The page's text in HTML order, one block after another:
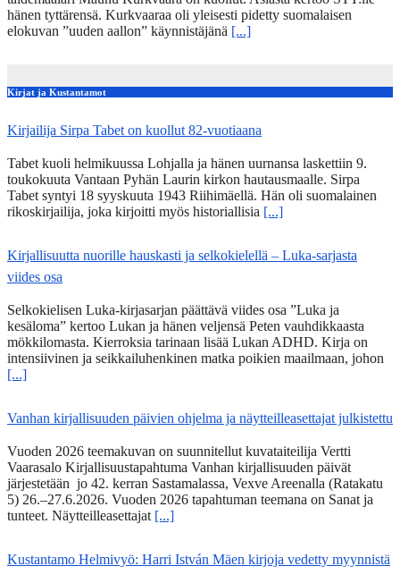
hänen tyttärensä. Kurkvaaraa oli yleisesti pidetty suomalaisen
elokuvan ”uuden aallon” käynnistäjänä [...]
Kirjat ja Kustantamot
Kirjailija Sirpa Tabet on kuollut 82-vuotiaana
Tabet kuoli helmikuussa Lohjalla ja hänen uurnansa laskettiin 9.
toukokuuta Vantaan Pyhän Laurin kirkon hautausmaalle. Sirpa
Tabet syntyi 18 syyskuuta 1943 Riihimäellä. Hän oli suomalainen
rikoskirjailija, joka kirjoitti myös historiallisia [...]
Kirjallisuutta nuorille hauskasti ja selkokielellä – Luka-sarjasta
viides osa
Selkokielisen Luka-kirjasarjan päättävä viides osa ”Luka ja
kesäloma” kertoo Lukan ja hänen veljensä Peten vauhdikkaasta
mökkilomasta. Kierroksia tarinaan lisää Lukan ADHD. Kirja on
intensiivinen ja seikkailuhenkinen matka poikien maailmaan, johon
[...]
Vanhan kirjallisuuden päivien ohjelma ja näytteilleasettajat julkistettu
Vuoden 2026 teemakuvan on suunnitellut kuvataiteilija Vertti
Vaarasalo Kirjallisuustapahtuma Vanhan kirjallisuuden päivät
järjestetään jo 42. kerran Sastamalassa, Vexve Areenalla (Ratakatu
5) 26.–27.6.2026. Vuoden 2026 tapahtuman teemana on Sanat ja
tunteet. Näytteilleasettajat [...]
Kustantamo Helmivyö: Harri István Mäen kirjoja vedetty myynnistä